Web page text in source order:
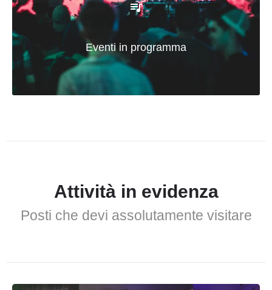
Eventi in programma
Attività in evidenza
Posti che devi assolutamente visitare